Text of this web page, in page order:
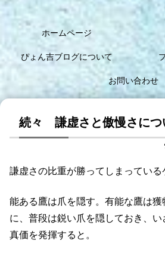
ホームページ
ぴょん吉ブログについて
お問い合わせ
続々 謙虚さと傲慢さにつ
謙虚さの比重が勝ってしまっている
能ある鷹は爪を隠す。有能な鷹は獲
に、普段は鋭い爪を隠しておき、
真価を発揮すると。